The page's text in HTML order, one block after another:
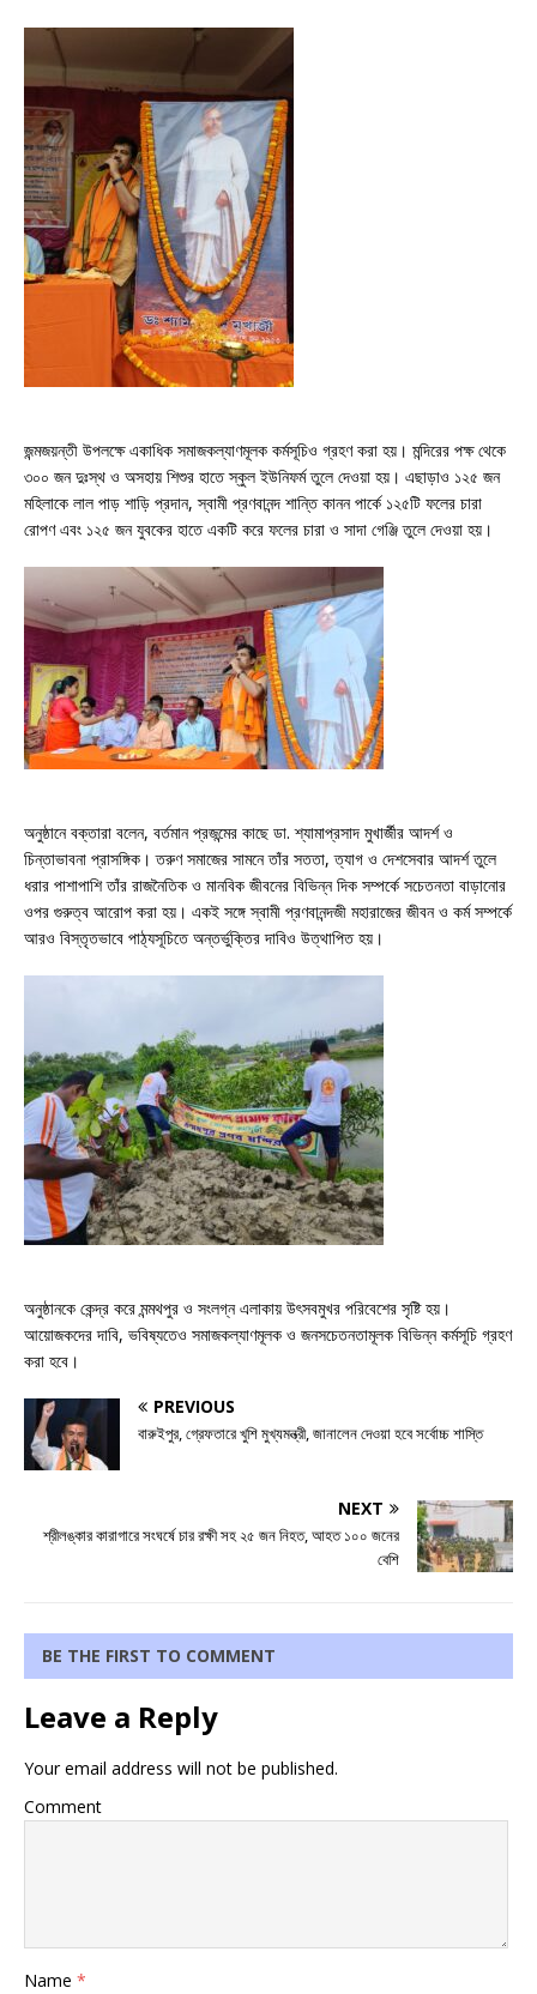
জন্মজয়ন্তী উপলক্ষে একাধিক সমাজকল্যাণমূলক কর্মসূচিও গ্রহণ করা হয়। মন্দিরের পক্ষ থেকে
৩০০ জন দুঃস্থ ও অসহায় শিশুর হাতে স্কুল ইউনিফর্ম তুলে দেওয়া হয়। এছাড়াও ১২৫ জন
মহিলাকে লাল পাড় শাড়ি প্রদান, স্বামী প্রণবানন্দ শান্তি কানন পার্কে ১২৫টি ফলের চারা
রোপণ এবং ১২৫ জন যুবকের হাতে একটি করে ফলের চারা ও সাদা গেঞ্জি তুলে দেওয়া হয়।
অনুষ্ঠানে বক্তারা বলেন, বর্তমান প্রজন্মের কাছে ডা. শ্যামাপ্রসাদ মুখার্জীর আদর্শ ও
চিন্তাভাবনা প্রাসঙ্গিক। তরুণ সমাজের সামনে তাঁর সততা, ত্যাগ ও দেশসেবার আদর্শ তুলে
ধরার পাশাপাশি তাঁর রাজনৈতিক ও মানবিক জীবনের বিভিন্ন দিক সম্পর্কে সচেতনতা বাড়ানোর
ওপর গুরুত্ব আরোপ করা হয়। একই সঙ্গে স্বামী প্রণবানন্দজী মহারাজের জীবন ও কর্ম সম্পর্কে
আরও বিস্তৃতভাবে পাঠ্যসূচিতে অন্তর্ভুক্তির দাবিও উত্থাপিত হয়।
অনুষ্ঠানকে কেন্দ্র করে মন্মথপুর ও সংলগ্ন এলাকায় উৎসবমুখর পরিবেশের সৃষ্টি হয়।
আয়োজকদের দাবি, ভবিষ্যতেও সমাজকল্যাণমূলক ও জনসচেতনতামূলক বিভিন্ন কর্মসূচি গ্রহণ
করা হবে।
PREVIOUS
বারুইপুর, গ্রেফতারে খুশি মুখ্যমন্ত্রী, জানালেন দেওয়া হবে সর্বোচ্চ শাস্তি
NEXT
শ্রীলঙ্কার কারাগারে সংঘর্ষে চার রক্ষী সহ ২৫ জন নিহত, আহত ১০০ জনের
বেশি
BE THE FIRST TO COMMENT
Leave a Reply
Your email address will not be published.
Comment
Name *